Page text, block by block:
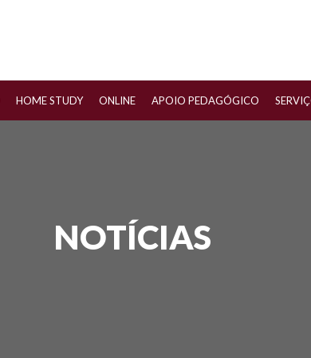
HOME STUDY ONLINE APOIO PEDAGÓGICO
NOTÍCIAS